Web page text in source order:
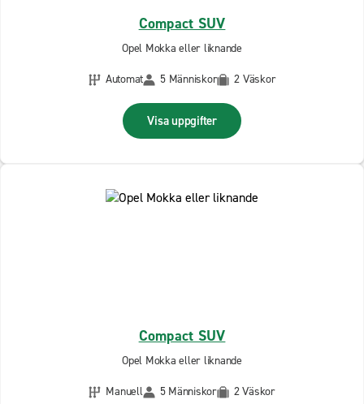
Compact SUV
Opel Mokka eller liknande
Automat
5 Människor 2 Väskor
Visa uppgifter
Compact SUV
Opel Mokka eller liknande
Manuell
5 Människor 2 Väskor